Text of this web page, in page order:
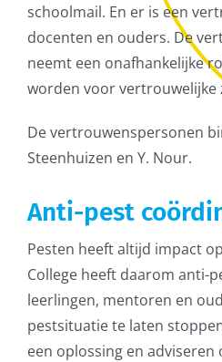
schoolmail. En er is een
docenten en ouders. De
neemt een onafhankelijke
worden voor vertrouwelijke
De vertrouwenspersonen
Steenhuizen en Y. Nour.
Anti-pest
Pesten heeft altijd impact
College heeft daarom anti-
leerlingen, mentoren en
pestsituatie te laten
een oplossing en